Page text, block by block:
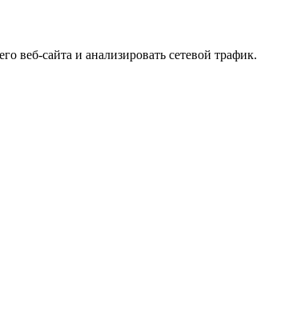
веб-сайта и анализировать сетевой трафик.